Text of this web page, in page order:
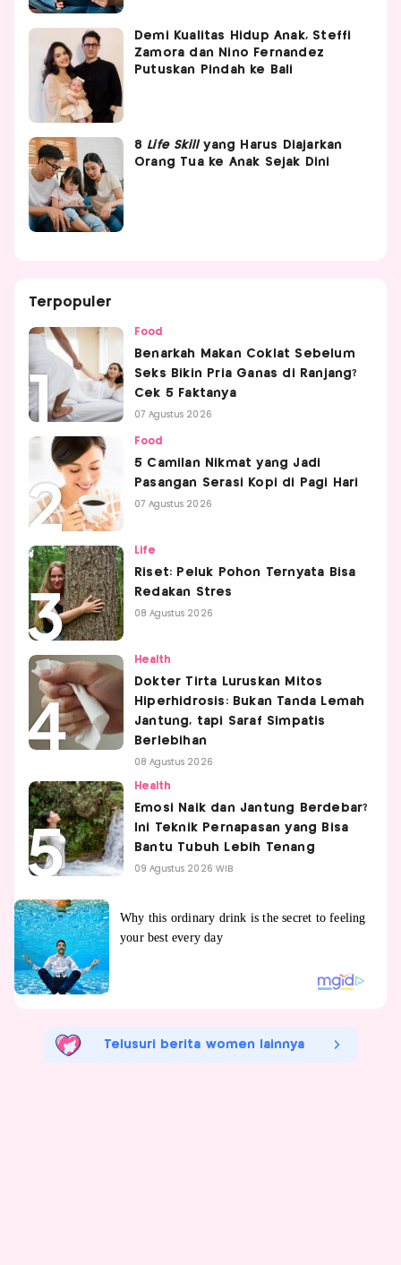
Demi Kualitas Hidup Anak, Steffi
Zamora dan Nino Fernandez
Putuskan Pindah ke Bali
8 Life Skillyang Harus Diajarkan
Orang Tua ke Anak Sejak Dini
Terpopuler
Food
Benarkah Makan Coklat Sebelum
Seks Bikin Pria Ganas di Ranjang?
Cek 5 Faktanya
07 Agustus 2026
Food
5 Camilan Nikmat yang Jadi
Pasangan Serasi Kopi di Pagi Hari
07 Agustus 2026
Life
Riset: Peluk Pohon Ternyata Bisa
Redakan Stres
08 Agustus 2026
Health
Dokter Tirta Luruskan Mitos
Hiperhidrosis: Bukan Tanda Lemah
Jantung, tapi Saraf Simpatis
Berlebihan
08 Agustus 2026
Health
Emosi Naik dan Jantung Berdebar?
Ini Teknik Pernapasan yang Bisa
Bantu Tubuh Lebih Tenang
09 Agustus 2026 WIB
Telusuri berita women lainnya